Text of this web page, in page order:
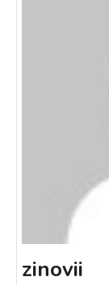
zinovii